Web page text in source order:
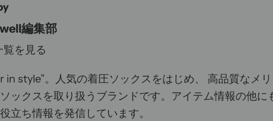
編集部
覧を見る
in style”。人気の着圧ソックスをはじめ、 高品質なメ
ックスを取り扱うブランドです。アイテム情報の他に
立ち情報を発信しています。